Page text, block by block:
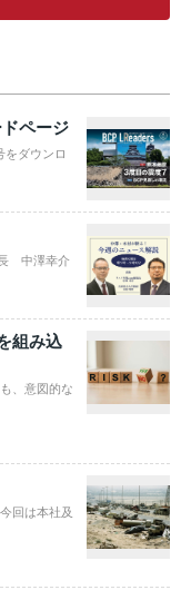
ページ
をダウンロ
長 中澤幸介
組み込
、意図的な
回は本社及